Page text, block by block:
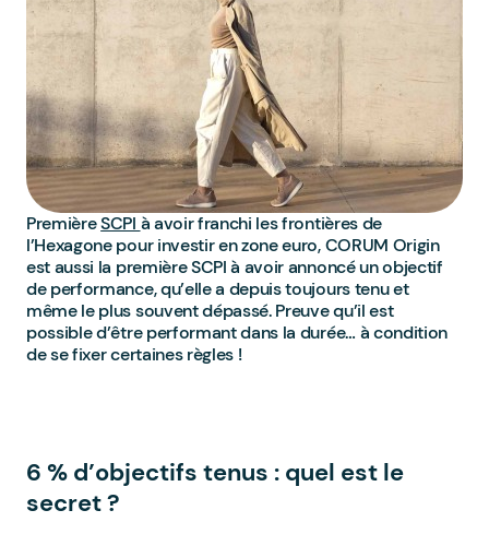
PremièreSCPI à avoir franchi les frontières de
l’Hexagone pour investir en zone euro, CORUM Origin
est aussi la première SCPI à avoir annoncé un objectif
de performance, qu’elle a depuis toujours tenu et
même le plus souvent dépassé. Preuve qu’il est
possible d’être performant dans la durée… à condition
de se fixer certaines règles !
6 % d’objectifs tenus : quel est le
secret ?